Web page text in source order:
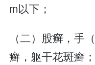
m以下；
（二）股癣，手
癣，躯干花斑癣；